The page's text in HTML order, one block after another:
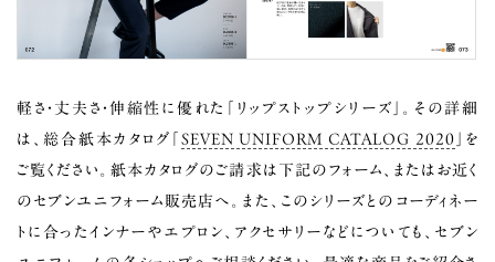
軽さ・丈夫さ・伸縮性に優れた「リップストップシリーズ」。その詳細
は、総合紙本カタログ「 SEVEN UNIFORM CATALOG 2020 」を
ご覧ください。紙本カタログのご請求は下記のフォーム、またはお近く
のセブンユニフォーム販売店へ。また、このシリーズとのコーディネー
トに合ったインナーやエプロン、アクセサリーなどについても、セブン